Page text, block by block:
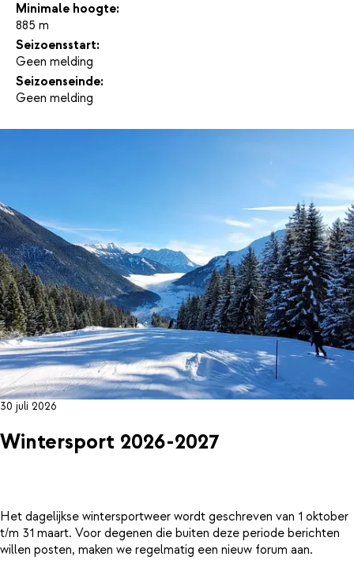
Minimale hoogte:
885 m
Seizoensstart:
Geen melding
Seizoenseinde:
Geen melding
30 juli 2026
Wintersport 2026-2027
Het dagelijkse wintersportweer wordt geschreven van 1 oktober
t/m 31 maart. Voor degenen die buiten deze periode berichten
willen posten, maken we regelmatig een nieuw forum aan.